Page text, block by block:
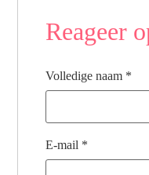
Reageer
Volledige naam *
E-mail *